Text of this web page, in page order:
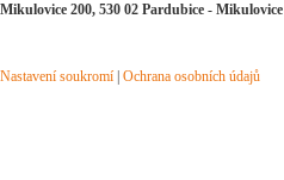
Mikulovice 200, 530 02 Pardubice - Mikulovice
Nastavení soukromí Ochrana osobních údajů